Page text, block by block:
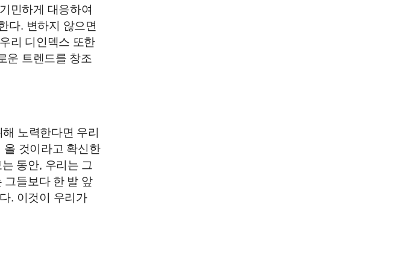
민하게 대응하여
다. 변하지 않으면
우리 디인덱스 또한
운 트렌드를 창조
노력한다면 우리
올 것이라고 확신한
동안, 우리는 그
그들보다 한 발 앞
. 이것이 우리가